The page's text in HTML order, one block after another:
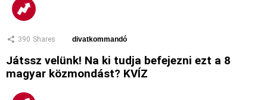
390 Shares divatkommandó
Játssz velünk! Na ki tudja befejezni ezt a 8
magyar közmondást? KVÍZ